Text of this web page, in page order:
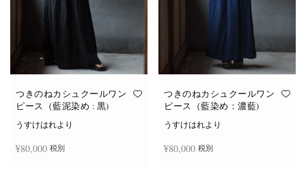
つきのねカシュクールワン
ピース（藍泥染め : 黒)
うすけはれより
¥80,000 税別
つきのねカシュクールワン
ピース（藍染め：濃藍)
うすけはれより
¥80,000 税別